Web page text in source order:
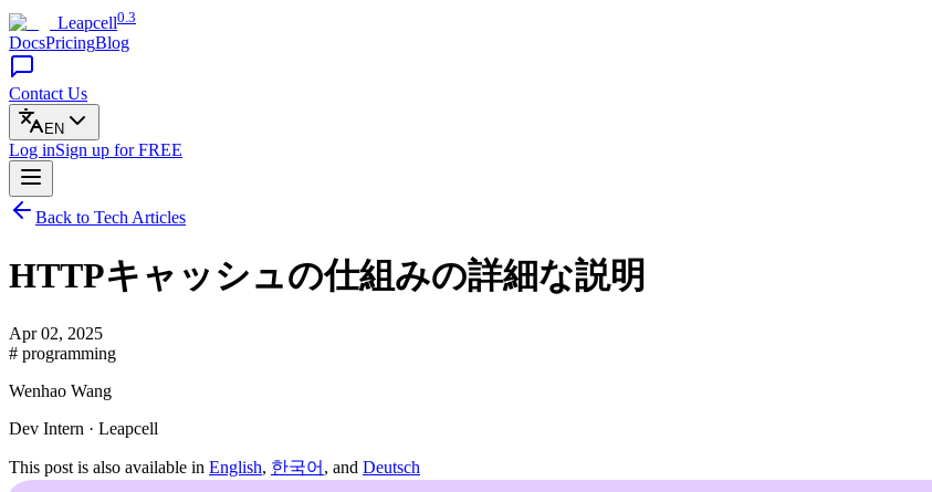
Leapcell0.3
DocsPricingBlog
Contact Us
EN
Log inSign up for FREE
Back to Tech Articles
HTTPキャッシュの仕組みの詳細な説明
Apr 02, 2025
# programming
Wenhao Wang
Dev Intern · Leapcell
This post is also available in English, 한국어 , and Deutsch